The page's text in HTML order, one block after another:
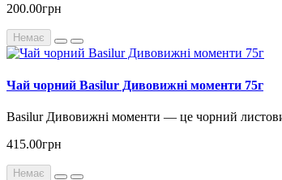
200.00грн
Немає
Чай чорний Basilur Дивовижні моменти 75г
Basilur Дивовижні моменти — це чорний
415.00грн
Немає